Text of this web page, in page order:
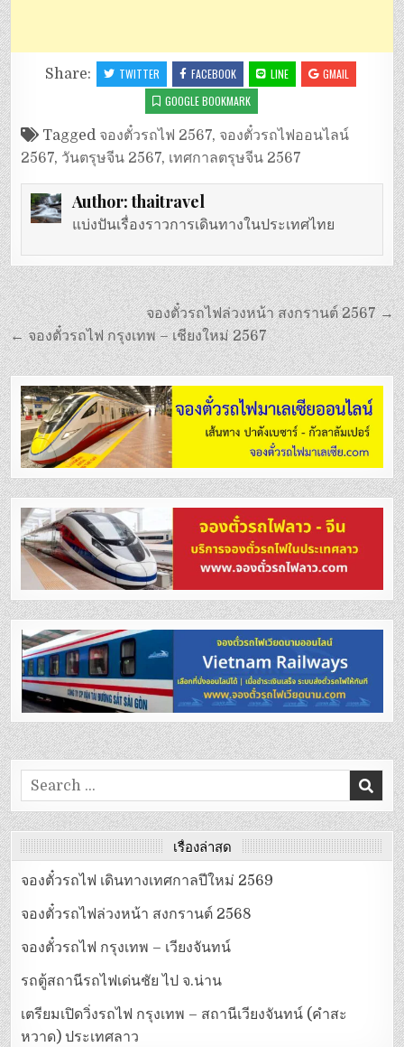
Share: TWITTER FACEBOOK LINE
GMAIL
GOOGLE BOOKMARK
Tagged จองตั๋วรถไฟ 2567, จองตั๋วรถไฟออนไลน์
2567, วันตรุษจีน 2567, เทศกาลตรุษจีน 2567
Author:thaitravel
แบ่งปันเรื่องราวการเดินทางในประเทศไทย
แนะแนว
เรื่อง
จองตั๋วรถไฟล่วงหน้า สงกรานต์ 2567 →
← จองตั๋วรถไฟ กรุงเทพ – เชียงใหม่ 2567
Search
for:
เรื่องล่าสุด
จองตั๋วรถไฟ เดินทางเทศกาลปีใหม่ 2569
จองตั๋วรถไฟล่วงหน้า สงกรานต์ 2568
จองตั๋วรถไฟ กรุงเทพ – เวียงจันทน์
รถตู้สถานีรถไฟเด่นชัย ไป จ.น่าน
เตรียมเปิดวิ่งรถไฟ กรุงเทพ – สถานีเวียงจันทน์ (คำสะ
หวาด) ประเทศลาว